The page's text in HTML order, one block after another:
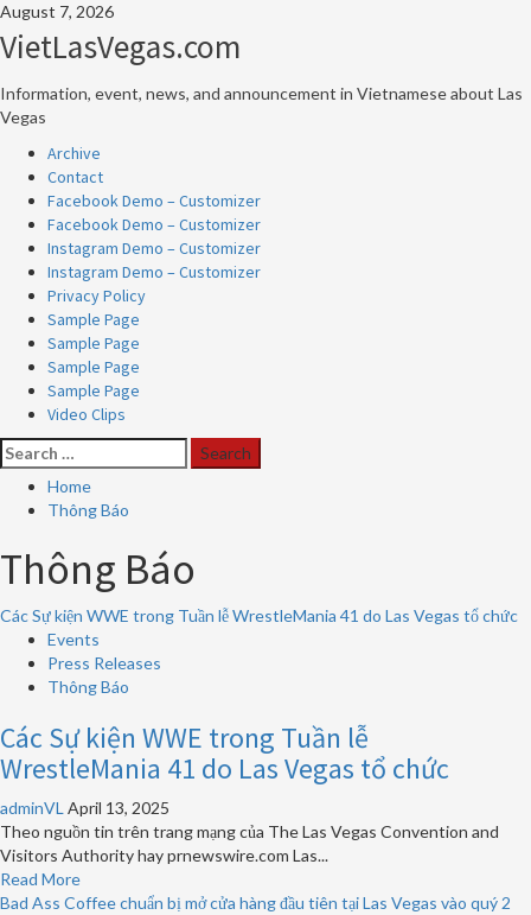
Skip
to
content
August 7, 2026
VietLasVegas.com
Information, event, news, and announcement in Vietnamese about Las
Vegas
Primary
Menu
Archive
Contact
Facebook Demo – Customizer
Facebook Demo – Customizer
Instagram Demo – Customizer
Instagram Demo – Customizer
Privacy Policy
Sample Page
Sample Page
Sample Page
Sample Page
Video Clips
Search
for:
Home
Thông Báo
Thông Báo
Các Sự kiện WWE trong Tuần lễ WrestleMania 41 do Las Vegas tổ chức
Events
Press Releases
Thông Báo
Các Sự kiện WWE trong Tuần lễ
WrestleMania 41 do Las Vegas tổ chức
adminVL April 13, 2025
Theo nguồn tin trên trang mạng của The Las Vegas Convention and
Visitors Authority hay prnewswire.com Las...
Read MoreRead
more
Bad Ass Coffee chuẩn bị mở cửa hàng đầu tiên tại Las Vegas vào quý 2